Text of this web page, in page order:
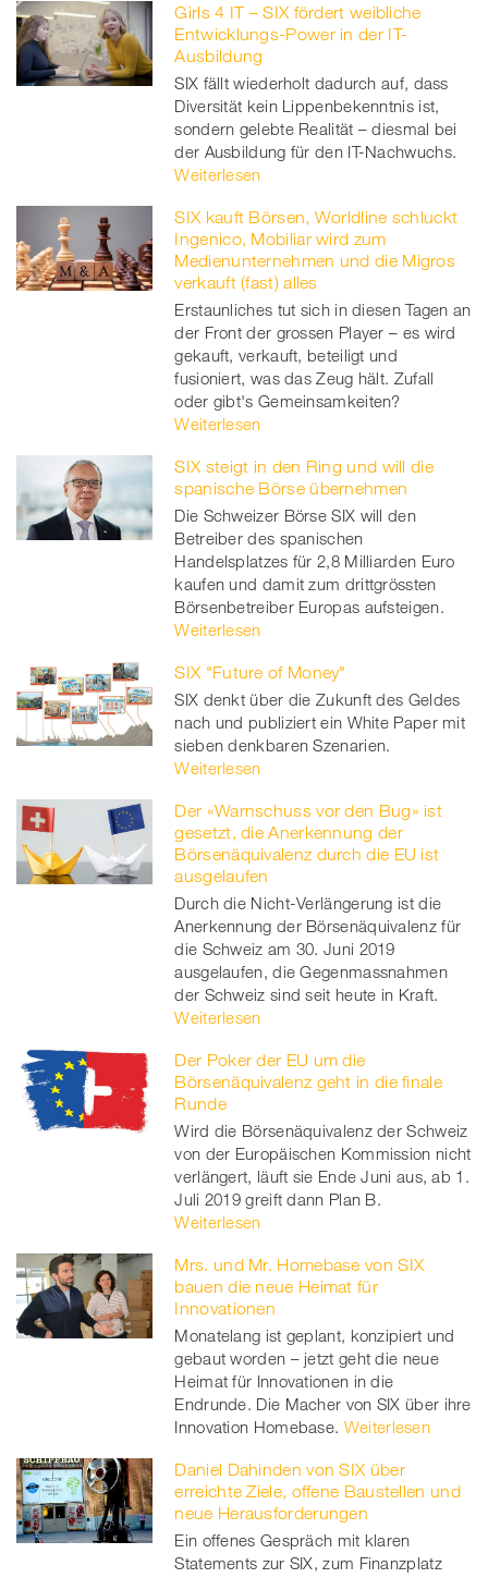
Girls 4 IT – SIX fördert weibliche
Entwicklungs-Power in der IT-
Ausbildung
SIX fällt wiederholt dadurch auf, dass
Diversität kein Lippenbekenntnis ist,
sondern gelebte Realität – diesmal bei
der Ausbildung für den IT-Nachwuchs.
Weiterlesen
SIX kauft Börsen, Worldline schluckt
Ingenico, Mobiliar wird zum
Medienunternehmen und die Migros
verkauft (fast) alles
Erstaunliches tut sich in diesen Tagen an
der Front der grossen Player – es wird
gekauft, verkauft, beteiligt und
fusioniert, was das Zeug hält. Zufall
oder gibt's Gemeinsamkeiten?
Weiterlesen
SIX steigt in den Ring und will die
spanische Börse übernehmen
Die Schweizer Börse SIX will den
Betreiber des spanischen
Handelsplatzes für 2,8 Milliarden Euro
kaufen und damit zum drittgrössten
Börsenbetreiber Europas aufsteigen.
Weiterlesen
SIX "Future of Money"
SIX denkt über die Zukunft des Geldes
nach und publiziert ein White Paper mit
sieben denkbaren Szenarien.
Weiterlesen
Der «Warnschuss vor den Bug» ist
gesetzt, die Anerkennung der
Börsenäquivalenz durch die EU ist
ausgelaufen
Durch die Nicht-Verlängerung ist die
Anerkennung der Börsenäquivalenz für
die Schweiz am 30. Juni 2019
ausgelaufen, die Gegenmassnahmen
der Schweiz sind seit heute in Kraft.
Weiterlesen
Der Poker der EU um die
Börsenäquivalenz geht in die finale
Runde
Wird die Börsenäquivalenz der Schweiz
von der Europäischen Kommission nicht
verlängert, läuft sie Ende Juni aus, ab 1.
Juli 2019 greift dann Plan B.
Weiterlesen
Mrs. und Mr. Homebase von SIX
bauen die neue Heimat für
Innovationen
Monatelang ist geplant, konzipiert und
gebaut worden – jetzt geht die neue
Heimat für Innovationen in die
Endrunde. Die Macher von SIX über ihre
Innovation Homebase. Weiterlesen
Daniel Dahinden von SIX über
erreichte Ziele, offene Baustellen und
neue Herausforderungen
Ein offenes Gespräch mit klaren
Statements zur SIX, zum Finanzplatz